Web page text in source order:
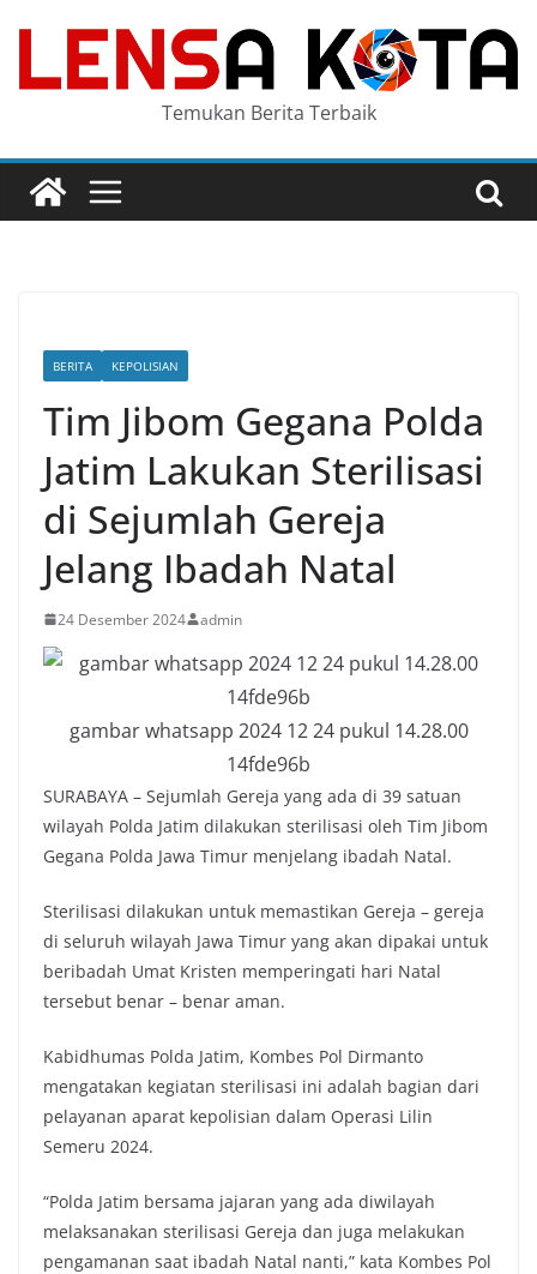
content
Temukan Berita Terbaik
BERITA KEPOLISIAN
Tim Jibom Gegana Polda
Jatim Lakukan Sterilisasi
di Sejumlah Gereja
Jelang Ibadah Natal
24 Desember 2024 admin
gambar whatsapp 2024 12 24 pukul 14.28.00
14fde96b
SURABAYA – Sejumlah Gereja yang ada di 39 satuan
wilayah Polda Jatim dilakukan sterilisasi oleh Tim Jibom
Gegana Polda Jawa Timur menjelang ibadah Natal.
Sterilisasi dilakukan untuk memastikan Gereja – gereja
di seluruh wilayah Jawa Timur yang akan dipakai untuk
beribadah Umat Kristen memperingati hari Natal
tersebut benar – benar aman.
Kabidhumas Polda Jatim, Kombes Pol Dirmanto
mengatakan kegiatan sterilisasi ini adalah bagian dari
pelayanan aparat kepolisian dalam Operasi Lilin
Semeru 2024.
“Polda Jatim bersama jajaran yang ada diwilayah
melaksanakan sterilisasi Gereja dan juga melakukan
pengamanan saat ibadah Natal nanti,” kata Kombes Pol